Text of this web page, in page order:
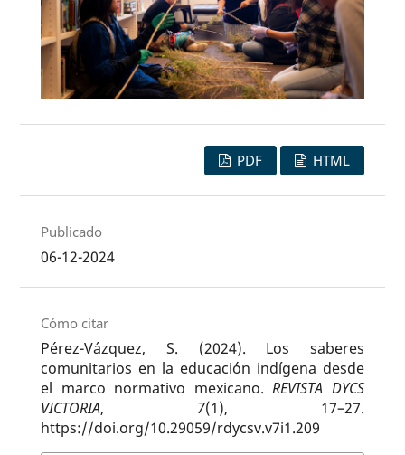
PDF HTML
Publicado
06-12-2024
Cómo citar
Pérez-Vázquez, S. (2024). Los saberes
comunitarios en la educación indígena desde
el marco normativo mexicano.REVISTA DYCS
VICTORIA, 7(1), 17–27.
https://doi.org/10.29059/rdycsv.v7i1.209